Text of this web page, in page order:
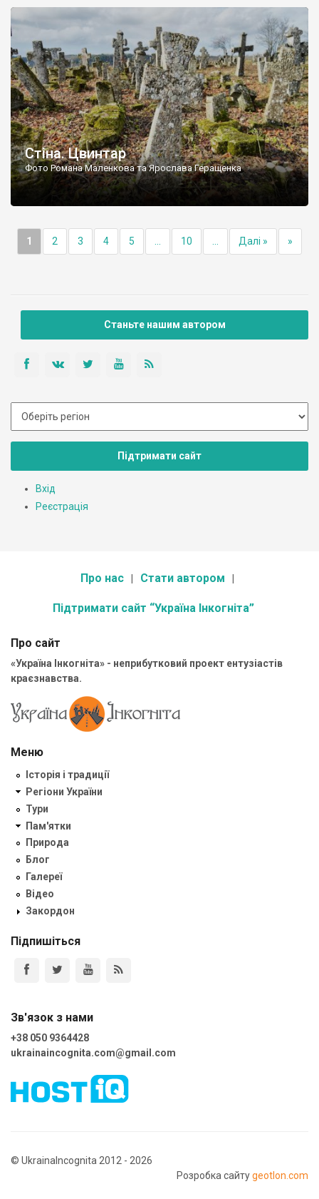
ньому чимало хрестів 19 століття, є такі, де епітафії стер […]
Стіна. Цвинтар
Фото Романа Маленкова та Ярослава Геращенка
1 2 3 4 5 10 Далі » »
Станьте нашим автором
Підтримати сайт
Вхід
Реєстрація
Про нас Стати автором
Підтримати сайт “Україна Інкогніта”
Про сайт
«Україна Інкогніта» - неприбутковий проект ентузіастів
краєзнавства.
Меню
Історія і традиції
Регіони України
Тури
Пам'ятки
Природа
Блог
Галереї
Відео
Закордон
Підпишіться
Зв'язок з нами
+38 050 9364428
ukrainaincognita.com@gmail.com
© UkrainaIncognita 2012 - 2026
Розробка сайтуgeotlon.com